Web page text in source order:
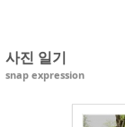
사진 일기
snap expression